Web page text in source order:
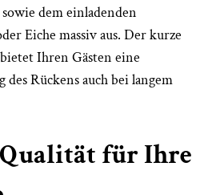
dem einladenden
Eiche massiv aus. Der kurze
Ihren Gästen eine
Rückens auch bei langem
für Ihre